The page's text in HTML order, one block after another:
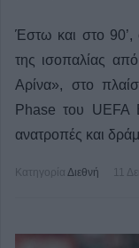
Έστω και στο
της ισοπαλίας
Αρίνα», στο
Phase του UEFA
ανατροπές και
Κατηγορία Διεθνή 11